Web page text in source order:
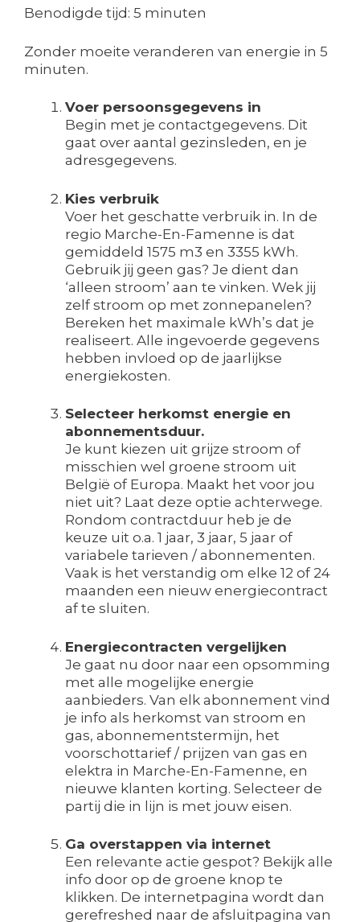
Benodigde tijd: 5 minuten
Zonder moeite veranderen van energie in 5
minuten.
Voer persoonsgegevens in
Begin met je contactgegevens. Dit
gaat over aantal gezinsleden, en je
adresgegevens.
Kies verbruik
Voer het geschatte verbruik in. In de
regio Marche-En-Famenne is dat
gemiddeld 1575 m3 en 3355 kWh.
Gebruik jij geen gas? Je dient dan
‘alleen stroom’ aan te vinken. Wek jij
zelf stroom op met zonnepanelen?
Bereken het maximale kWh’s dat je
realiseert. Alle ingevoerde gegevens
hebben invloed op de jaarlijkse
energiekosten.
Selecteer herkomst energie en
abonnementsduur.
Je kunt kiezen uit grijze stroom of
misschien wel groene stroom uit
België of Europa. Maakt het voor jou
niet uit? Laat deze optie achterwege.
Rondom contractduur heb je de
keuze uit o.a. 1 jaar, 3 jaar, 5 jaar of
variabele tarieven / abonnementen.
Vaak is het verstandig om elke 12 of 24
maanden een nieuw energiecontract
af te sluiten.
Energiecontracten vergelijken
Je gaat nu door naar een opsomming
met alle mogelijke energie
aanbieders. Van elk abonnement vind
je info als herkomst van stroom en
gas, abonnementstermijn, het
voorschottarief / prijzen van gas en
elektra in Marche-En-Famenne, en
nieuwe klanten korting. Selecteer de
partij die in lijn is met jouw eisen.
Ga overstappen via internet
Een relevante actie gespot? Bekijk alle
info door op de groene knop te
klikken. De internetpagina wordt dan
gerefreshed naar de afsluitpagina van